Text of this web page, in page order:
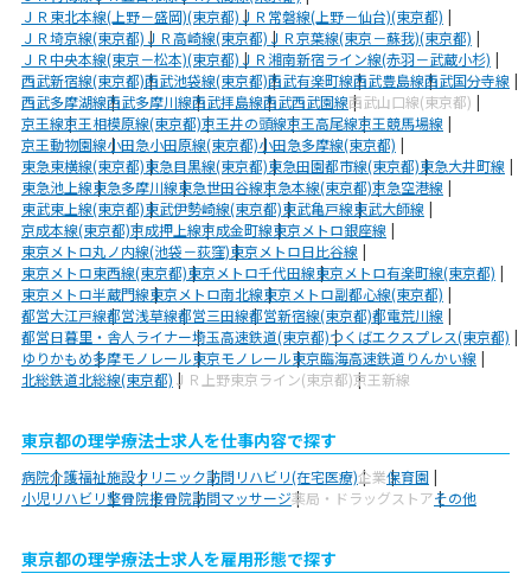
ＪＲ東北本線(上野－盛岡)(東京都)ＪＲ常磐線(上野－仙台)(東京都)
ＪＲ埼京線(東京都)ＪＲ高崎線(東京都)ＪＲ京葉線(東京－蘇我)(東京都)
ＪＲ中央本線(東京－松本)(東京都)ＪＲ湘南新宿ライン線(赤羽－武蔵小杉)
西武新宿線(東京都)西武池袋線(東京都)西武有楽町線西武豊島線西武国分寺線
西武多摩湖線西武多摩川線西武拝島線西武西武園線西武山口線(東京都)
京王線京王相模原線(東京都)京王井の頭線京王高尾線京王競馬場線
京王動物園線小田急小田原線(東京都)小田急多摩線(東京都)
東急東横線(東京都)東急目黒線(東京都)東急田園都市線(東京都)東急大井町線
東急池上線東急多摩川線東急世田谷線京急本線(東京都)京急空港線
東武東上線(東京都)東武伊勢崎線(東京都)東武亀戸線東武大師線
京成本線(東京都)京成押上線京成金町線東京メトロ銀座線
東京メトロ丸ノ内線(池袋－荻窪)東京メトロ日比谷線
東京メトロ東西線(東京都)東京メトロ千代田線東京メトロ有楽町線(東京都)
東京メトロ半蔵門線東京メトロ南北線東京メトロ副都心線(東京都)
都営大江戸線都営浅草線都営三田線都営新宿線(東京都)都電荒川線
都営日暮里・舎人ライナー埼玉高速鉄道(東京都)つくばエクスプレス(東京都)
ゆりかもめ多摩モノレール東京モノレール東京臨海高速鉄道りんかい線
北総鉄道北総線(東京都) ＪＲ上野東京ライン(東京都)京王新線
東京都の理学療法士求人を仕事内容で探す
病院介護福祉施設クリニック訪問リハビリ(在宅医療)企業保育園
小児リハビリ整骨院接骨院訪問マッサージ薬局・ドラッグストアその他
東京都の理学療法士求人を雇用形態で探す